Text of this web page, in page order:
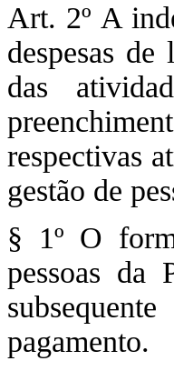
Art. 2º A
despesas
das
respectivas
gestão de
§ 1º O
pessoas da
pagamento.